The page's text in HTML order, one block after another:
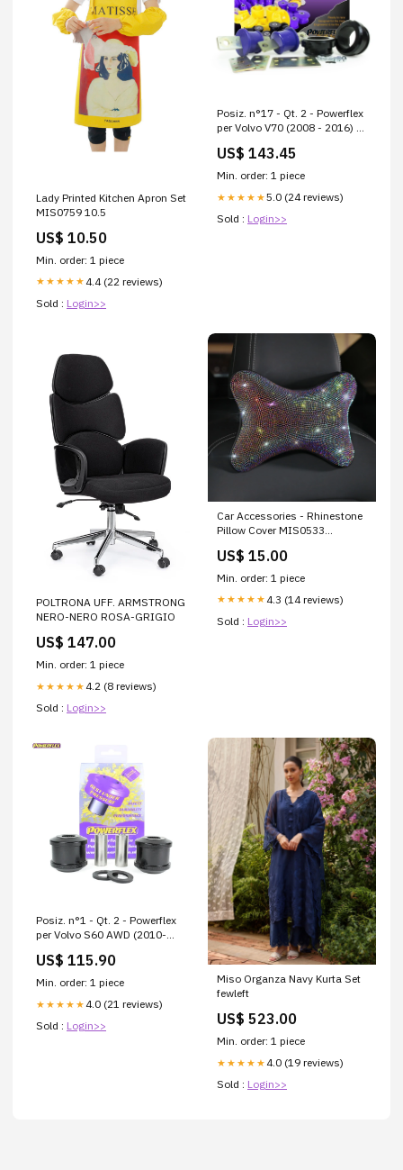
Lady Printed Kitchen Apron Set
MIS0759 10.5
US$ 10.50
Min. order: 1 piece
★★★★★ 4.4 (22 reviews)
Sold : Login>>
Posiz. n°17 - Qt. 2 - Powerflex
per Volvo V70 (2008 - 2016) -
US$ 143.45
Min. order: 1 piece
★★★★★5.0 (24 reviews)
Sold : Login>>
POLTRONA UFF. ARMSTRONG
NERO-NERO ROSA-GRIGIO
US$ 147.00
Min. order: 1 piece
★★★★★ 4.2 (8 reviews)
Sold : Login>>
Car Accessories - Rhinestone
Pillow Cover MIS0533
US$ 15.00
Min. order: 1 piece
★★★★★ 4.3 (14 reviews)
Sold : Login>>
Posiz. n°1 - Qt. 2 - Powerflex
per Volvo S60 AWD (2010-
303/4
US$ 115.90
Min. order: 1 piece
★★★★★ 4.0 (21 reviews)
Sold : Login>>
Miso Organza Navy Kurta Set
fewleft
US$ 523.00
Min. order: 1 piece
★★★★★ 4.0 (19 reviews)
Sold : Login>>